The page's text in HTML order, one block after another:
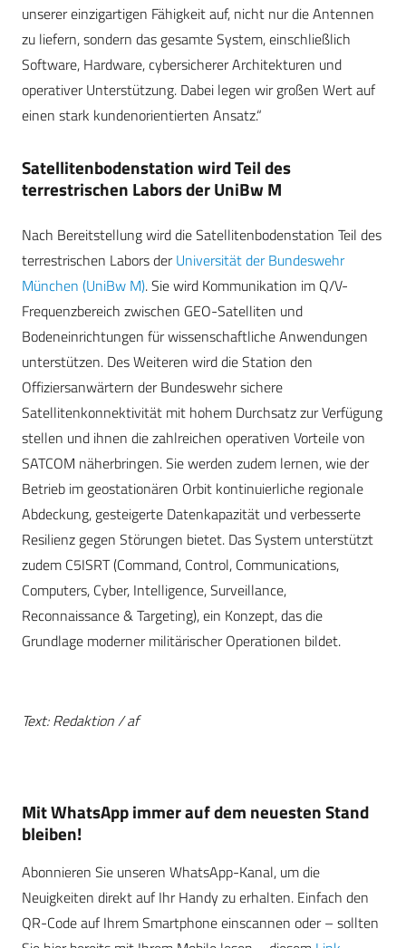
unserer einzigartigen Fähigkeit auf, nicht nur die Antennen
zu liefern, sondern das gesamte System, einschließlich
Software, Hardware, cybersicherer Architekturen und
operativer Unterstützung. Dabei legen wir großen Wert auf
einen stark kundenorientierten Ansatz.“
Satellitenbodenstation wird Teil des
terrestrischen Labors der UniBw M
Nach Bereitstellung wird die Satellitenbodenstation Teil des
terrestrischen Labors derUniversität der Bundeswehr
München (UniBw M). Sie wird Kommunikation im Q/V-
Frequenzbereich zwischen GEO-Satelliten und
Bodeneinrichtungen für wissenschaftliche Anwendungen
unterstützen. Des Weiteren wird die Station den
Offiziersanwärtern der Bundeswehr sichere
Satellitenkonnektivität mit hohem Durchsatz zur Verfügung
stellen und ihnen die zahlreichen operativen Vorteile von
SATCOM näherbringen. Sie werden zudem lernen, wie der
Betrieb im geostationären Orbit kontinuierliche regionale
Abdeckung, gesteigerte Datenkapazität und verbesserte
Resilienz gegen Störungen bietet. Das System unterstützt
zudem C5ISRT (Command, Control, Communications,
Computers, Cyber, Intelligence, Surveillance,
Reconnaissance & Targeting), ein Konzept, das die
Grundlage moderner militärischer Operationen bildet.
Text: Redaktion / af
Mit WhatsApp immer auf dem neuesten Stand
bleiben!
Abonnieren Sie unseren WhatsApp-Kanal, um die
Neuigkeiten direkt auf Ihr Handy zu erhalten. Einfach den
QR-Code auf Ihrem Smartphone einscannen oder – sollten